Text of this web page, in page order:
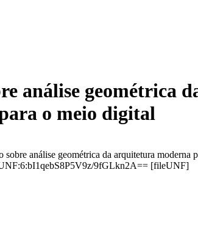
análise geométrica
o meio digital
análise geométrica da arquitetura
9fGLkn2A== [fileUNF]